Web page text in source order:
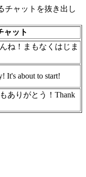
ャットを抜き出し
ャット
ね！まもなくはじま
It's about to start!
ありがとう！Thank